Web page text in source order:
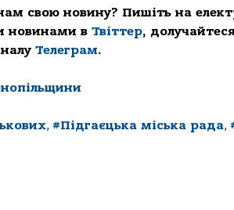
свою новину? Пишіть на
новинами в Твіттер,
Телеграм.
, #Підгаєцька міська рада,